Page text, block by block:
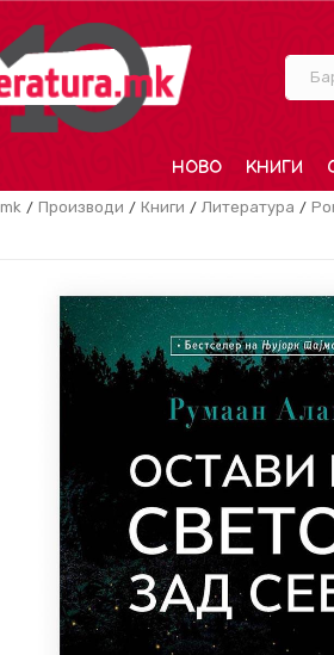
НОВО КНИГИ
Производи Книги Литература